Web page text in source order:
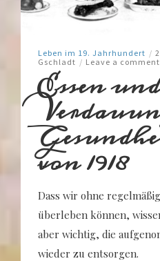
Leben im 19. Jahrhundert /
Gschladt / Leave a comment
Essen und
von 1918
Dass wir ohne
überleben können,
aber wichtig, die
wieder zu entsorgen.